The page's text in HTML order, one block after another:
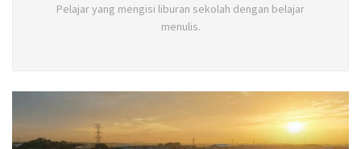
Pelajar yang mengisi liburan sekolah dengan belajar
menulis.